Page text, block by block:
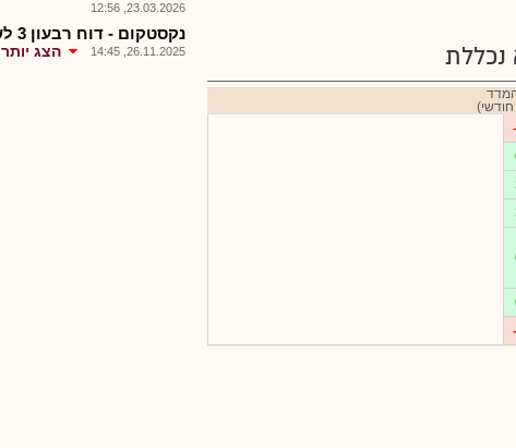
נכללת
חודשי)
23.03.2026, 12:56
נקסטקום - דוח רבעון 3 לשנת 2025
26.11.2025, 14:45 הצג יותר